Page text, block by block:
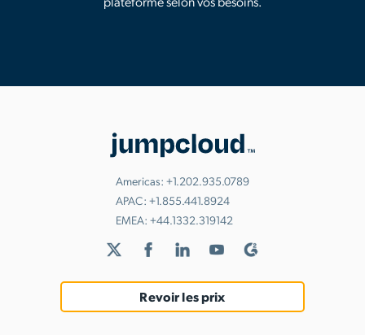
Americas: +1.202.935.0789
APAC: +1.855.441.8924
EMEA: +44.1332.319142
Revoir les prix